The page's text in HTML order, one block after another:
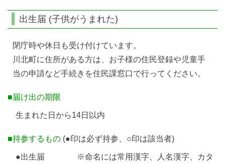
出生届 (子供がうまれた)
閉庁時や休日も受け付けています。
川北町に住所がある方は、お子様の住民登録や児童手
当の申請など手続きを住民課窓口で行ってください。
■届け出の期限
生まれた日から14日以内
■持参するもの (●印は必ず持参、○印は該当者)
●出生届 ※命名には常用漢字、人名漢字、カタ